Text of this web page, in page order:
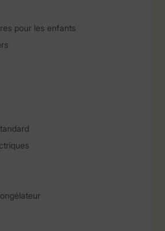
pour les enfants